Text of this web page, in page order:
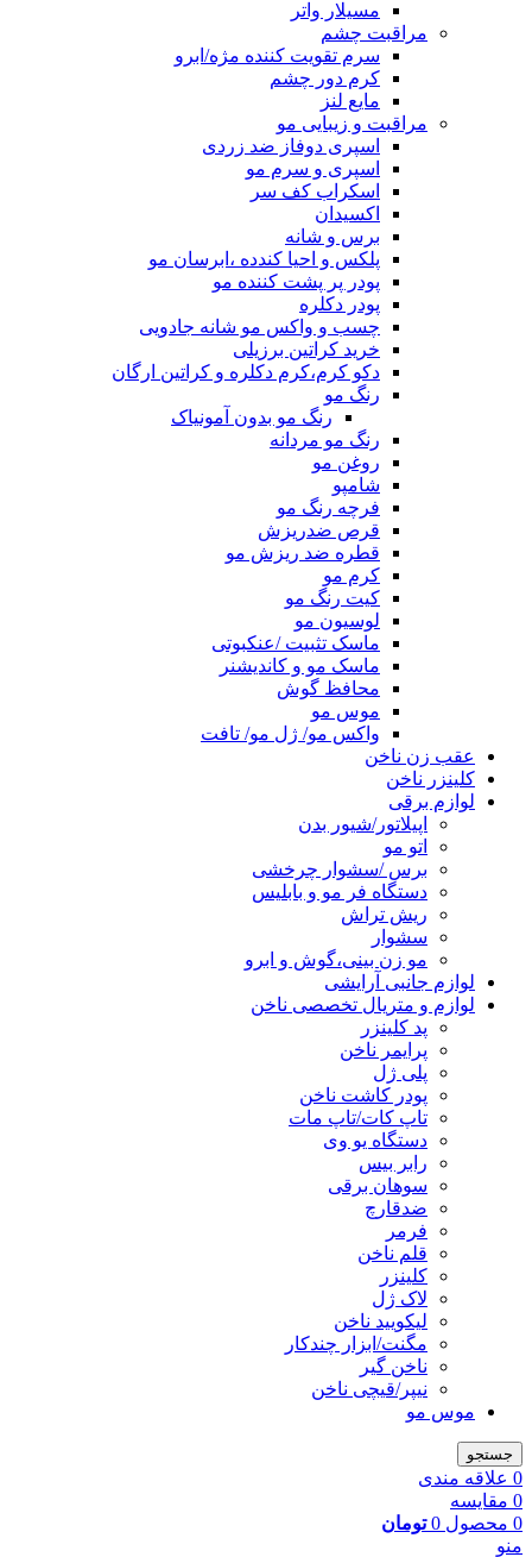
مسیلار واتر
مراقبت چشم
سرم تقویت کننده مژه/ابرو
کرم دور چشم
مایع لنز
مراقبت و زیبایی مو
اسپری دوفاز ضد زردی
اسپری و سرم مو
اسکراب کف سر
اکسیدان
برس و شانه
پلکس و احیا کندده ،ابرسان مو
پودر پر پشت کننده مو
پودر دکلره
چسب و واکس مو شانه جادویی
خرید کراتین برزیلی
دکو کرم،کرم دکلره و کراتین ارگان
رنگ مو
رنگ مو بدون آمونیاک
رنگ مو مردانه
روغن مو
شامپو
فرچه رنگ مو
قرص ضدریزش
قطره ضد ریزش مو
کرم مو
کیت رنگ مو
لوسیون مو
ماسک تثبیت /عنکبوتی
ماسک مو و کاندیشنر
محافظ گوش
موس مو
واکس مو/ ژل مو/ تافت
عقب زن ناخن
کلینزر ناخن
لوازم برقی
اپیلاتور/شیور بدن
اتو مو
برس /سشوار چرخشی
دستگاه فر مو و بابلیس
ریش تراش
سشوار
مو زن بینی،گوش و ابرو
لوازم جانبی آرایشی
لوازم و متریال تخصصی ناخن
پد کلینزر
پرایمر ناخن
پلی ژل
پودر کاشت ناخن
تاپ کات/تاپ مات
دستگاه یو وی
رابر بیس
سوهان برقی
ضدقارچ
فرمر
قلم ناخن
کلینزر
لاک ژل
لیکوييد ناخن
مگنت/ابزار چندکار
ناخن گیر
نیپر/قیچی ناخن
موس مو
جستجو
0 علاقه مندی
0 مقایسه
0 محصول 0 تومان
منو